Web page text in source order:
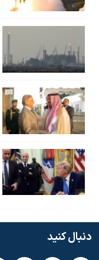
دنبال کنید